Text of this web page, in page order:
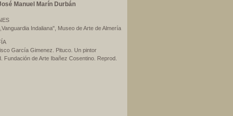
Manuel Marín Durbán
Indaliana", Museo de Arte de Almería
García Gimenez. Pituco. Un pintor
Fundación de Arte Ibañez Cosentino. Reprod.